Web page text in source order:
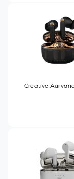
Creative